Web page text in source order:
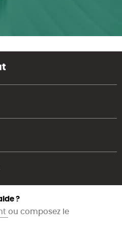
?
ou composez le